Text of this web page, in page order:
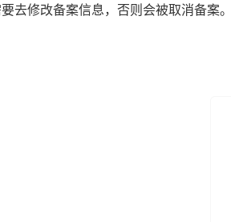
去修改备案信息，否则会被取消备案。